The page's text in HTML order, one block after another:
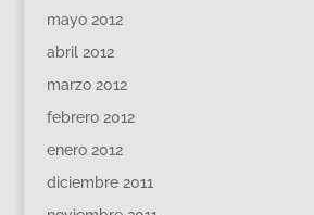
mayo 2012
abril 2012
marzo 2012
febrero 2012
enero 2012
diciembre 2011